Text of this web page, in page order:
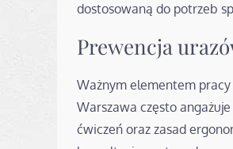
dostosowaną do potrzeb
Prewencja
Ważnym elementem
Warszawa często
ćwiczeń oraz zasad